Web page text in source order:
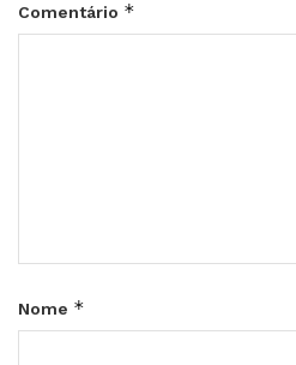
Comentário *
Nome *